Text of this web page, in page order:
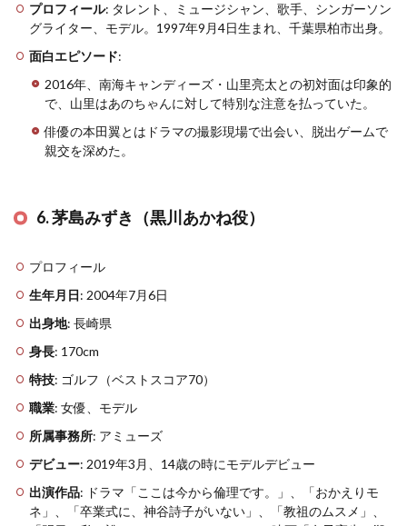
プロフィール: タレント、ミュージシャン、歌手、シンガーソン
グライター、モデル。1997年9月4日生まれ、千葉県柏市出身​​。
面白エピソード:
2016年、南海キャンディーズ・山里亮太との初対面は印象的
で、山里はあのちゃんに対して特別な注意を払っていた​​。
俳優の本田翼とはドラマの撮影現場で出会い、脱出ゲームで
親交を深めた​​。
6. 茅島みずき（黒川あかね役）
プロフィール
生年月日: 2004年7月6日
出身地: 長崎県
身長: 170cm
特技: ゴルフ（ベストスコア70）
職業: 女優、モデル
所属事務所: アミューズ
デビュー: 2019年3月、14歳の時にモデルデビュー
出演作品: ドラマ「ここは今から倫理です。」、「おかえりモ
ネ」、「卒業式に、神谷詩子がいない」、「教祖のムスメ」、